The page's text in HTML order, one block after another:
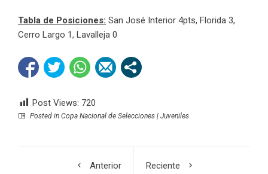
Tabla de Posiciones: San José Interior 4pts, Florida 3,
Cerro Largo 1, Lavalleja 0
Post Views: 720
Posted in Copa Nacional de Selecciones | Juveniles
Anterior
Reciente